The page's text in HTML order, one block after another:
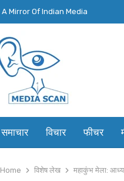
A Mirror Of Indian Media
समाचार विचार फीचर
Home विशेष लेख महाकुंभ मेला: